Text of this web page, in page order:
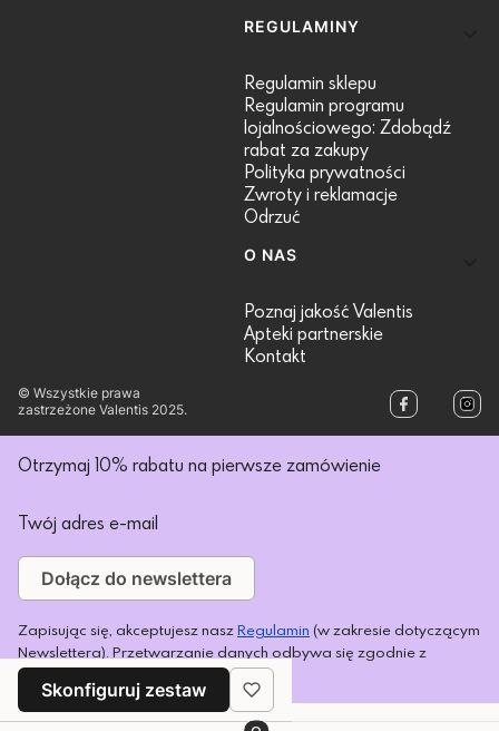
REGULAMINY
Regulamin sklepu
Regulamin programu
lojalnościowego: Zdobądź
rabat za zakupy
Polityka prywatności
Zwroty i reklamacje
Odrzuć
O NAS
Poznaj jakość Valentis
Apteki partnerskie
Kontakt
© Wszystkie prawa
zastrzeżone Valentis 2025.
Otrzymaj 10% rabatu na pierwsze zamówienie
Twój adres e-mail
Dołącz do newslettera
Zapisując się, akceptujesz naszRegulamin (w zakresie dotyczącym
Newslettera). Przetwarzanie danych odbywa się zgodnie z
Polityką prywatności.
Skonfiguruj zestaw